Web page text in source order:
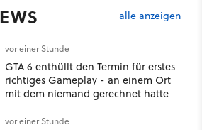
alle anzeigen
vor einer Stunde
GTA 6 enthüllt den Termin für erstes
richtiges Gameplay - an einem Ort
mit dem niemand gerechnet hatte
vor einer Stunde